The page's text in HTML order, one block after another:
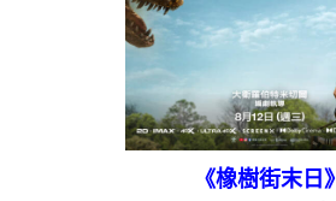
《橡樹街末日》